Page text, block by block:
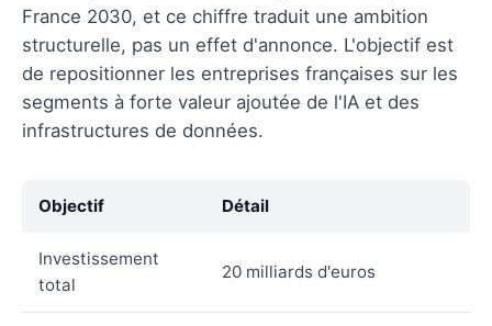
France 2030, et ce chiffre traduit une ambition
structurelle, pas un effet d'annonce. L'objectif est
de repositionner les entreprises françaises sur les
segments à forte valeur ajoutée de l'IA et des
infrastructures de données.
Objectif Détail
Investissement
total
20 milliards d'euros